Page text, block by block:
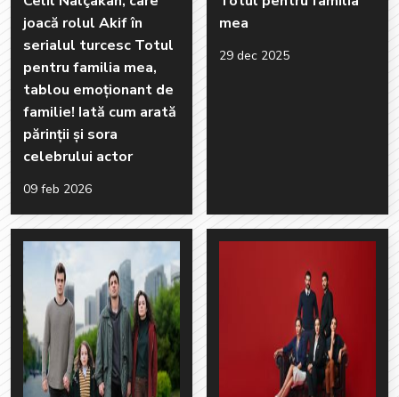
joacă rolul Akif în
serialul turcesc Totul
pentru familia mea,
tablou emoționant de
familie! Iată cum arată
părinții și sora
celebrului actor
09 feb 2026
mea
29 dec 2025